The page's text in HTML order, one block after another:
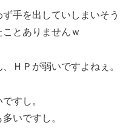
手を出していしまいそう
とありませんｗ
ＨＰが弱いですよねぇ。
すし。
いですし。